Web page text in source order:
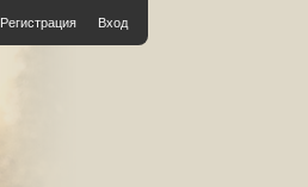
Регистрация Вход